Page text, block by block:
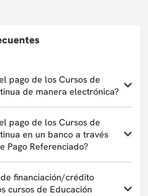
pago de los Cursos de
de manera electrónica?
Educación Continua aquí
pago de los Cursos de
en un banco a través
Pago Referenciado?
Referenciado aquí
financiación/crédito
cursos de Educación